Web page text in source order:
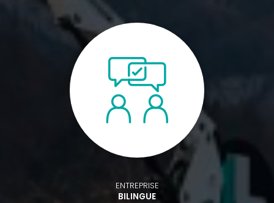
ENTREPRISE
BILINGUE